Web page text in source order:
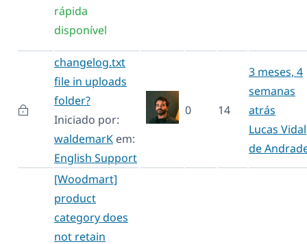
rápida
disponível
changelog.txt
file in uploads
folder?
Iniciado por:
waldemarK em:
English Support
0 14
3 meses, 4
semanas
atrás
Lucas Vidal
de
[Woodmart]
product
category does
not retain